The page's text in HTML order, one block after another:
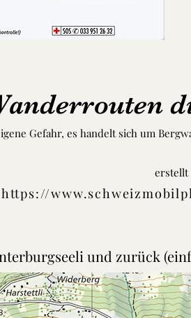
Gefahr, es handelt sich um
https://
erstellt
und zurück